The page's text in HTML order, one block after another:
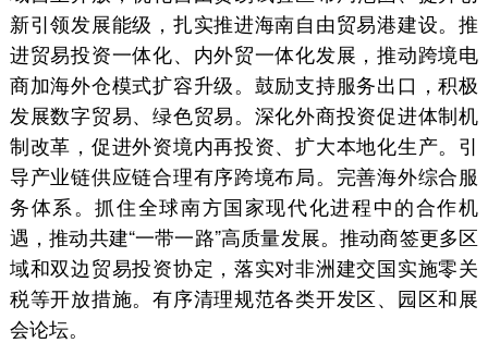
新引领发展能级，扎实推进海南自由贸易港建设。推
进贸易投资一体化、内外贸一体化发展，推动跨境电
商加海外仓模式扩容升级。鼓励支持服务出口，积极
发展数字贸易、绿色贸易。深化外商投资促进体制机
制改革，促进外资境内再投资、扩大本地化生产。引
导产业链供应链合理有序跨境布局。完善海外综合服
务体系。抓住全球南方国家现代化进程中的合作机
遇，推动共建“一带一路”高质量发展。推动商签更多区
域和双边贸易投资协定，落实对非洲建交国实施零关
税等开放措施。有序清理规范各类开发区、园区和展
会论坛。